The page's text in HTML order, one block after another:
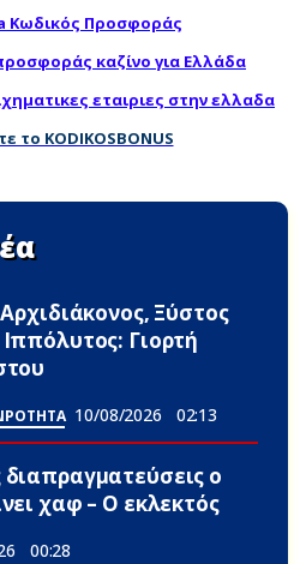
Κωδικός Προσφοράς
καζίνο για Ελλάδα
εταιριες στην ελλαδα
το KODIKOSBONUS
Ξύστος
Γιορτή
10/08/2026 02:13
ο
χαφ – Ο εκλεκτός
00:28